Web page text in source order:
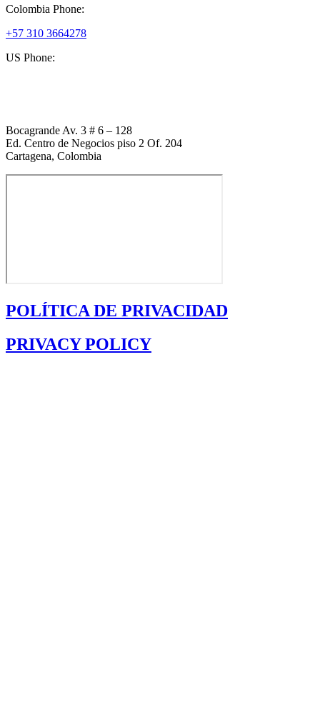
Colombia Phone:
+57 310 3664278
US Phone:
Bocagrande Av. 3 # 6 – 128
Ed. Centro de Negocios piso 2 Of. 204
Cartagena, Colombia
POLÍTICA DE PRIVACIDAD
PRIVACY POLICY